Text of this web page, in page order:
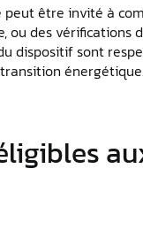
peut être invité à
ou des
dispositif sont
énergétique.